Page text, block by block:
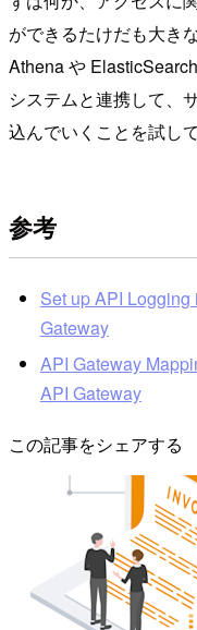
ができるたけだも大き
Athena や
システムと連携して、
込んでいくことを試し
参考
Set up API
Gateway
API Gateway
API Gateway
この記事をシェアする